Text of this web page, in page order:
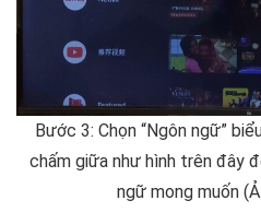
Bước 3: Chọn “Ngôn ngữ”
chấm giữa như hình trên đây
ngữ mong muốn